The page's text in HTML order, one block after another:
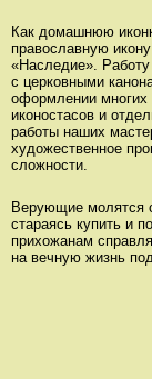
Как домашнюю
православную
«Наследие».
с церковными
оформлении многих
иконостасов и
работы наших
художественное
сложности.
Верующие молятся
стараясь купить и
прихожанам
на вечную жизнь